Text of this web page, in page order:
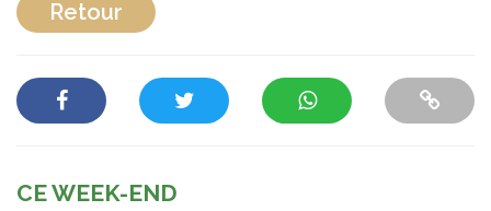
Retour
CE WEEK-END